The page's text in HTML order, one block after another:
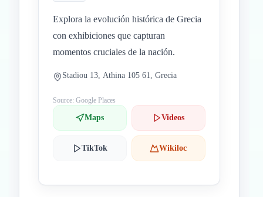
Explora la evolución histórica de Grecia
con exhibiciones que capturan
momentos cruciales de la nación.
Stadiou 13, Athina 105 61, Grecia
Source: Google Places
Maps Videos
TikTok Wikiloc